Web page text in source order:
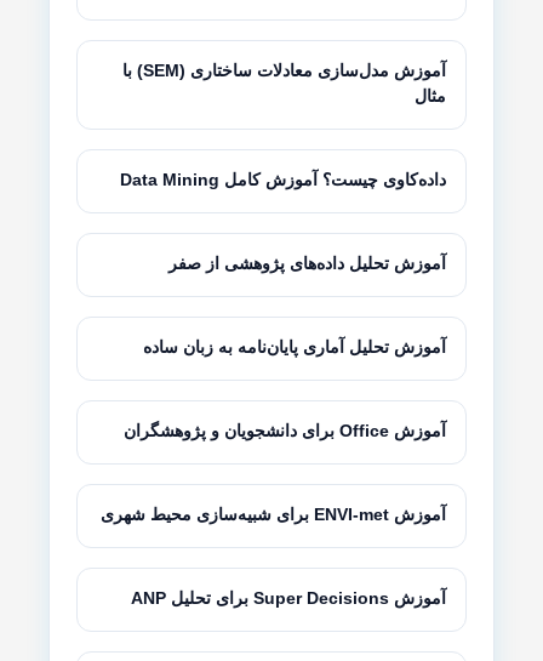
آموزش مدل‌سازی معادلات ساختاری (SEM) با
مثال
داده‌کاوی چیست؟ آموزش کامل Data Mining
آموزش تحلیل داده‌های پژوهشی از صفر
آموزش تحلیل آماری پایان‌نامه به زبان ساده
آموزش Office برای دانشجویان و پژوهشگران
آموزش ENVI-met برای شبیه‌سازی محیط شهری
آموزش Super Decisions برای تحلیل ANP